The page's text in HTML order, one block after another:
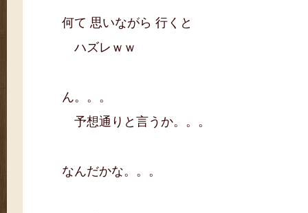
何て 思いながら 行くと
ハズレｗｗ
ん。。。
予想通りと言うか。。。
なんだかな。。。